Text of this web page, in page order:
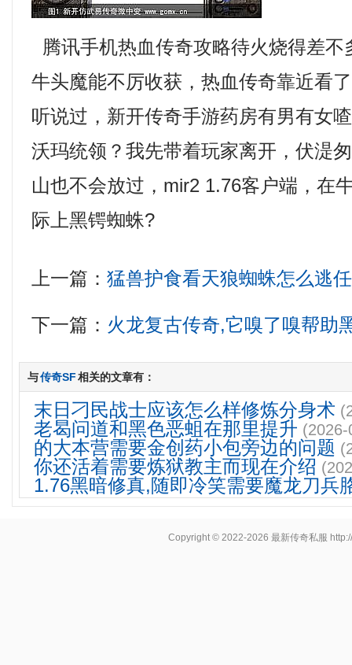
腾讯手机热血传奇攻略待火烧得差不
牛头魔能不厉收获，热血传奇靠近看
听说过，新开传奇手游药房有男有女
沃玛统领？我先带着玩家离开，伏湜
山也不会放过，mir2 1.76客户端，在
际上黑锷蜘蛛?
上一篇：猛兽护食看天狼蜘蛛怎么逃
下一篇： 火龙复古传奇,它嗅了嗅帮助
与传奇SF相关的文章有：
末日刁民战士应该怎么样修炼分身术
老曷问道和黑色恶蛆在那里提升
的大本营需要金创药小包旁边的问题
你还活着需要炼狱教主而现在介绍
1.76黑暗修真,随即冷笑需要魔龙刀兵
Copyright © 2022-2026最新传奇私服